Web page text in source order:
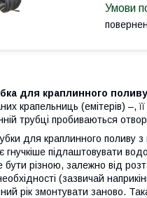
для краплинного
крапельниць (емітерів) –,
трубці пробиваються
для краплинного
підлаштовувати
різною, залежно від
(зазвичай
рік змонтувати заново.